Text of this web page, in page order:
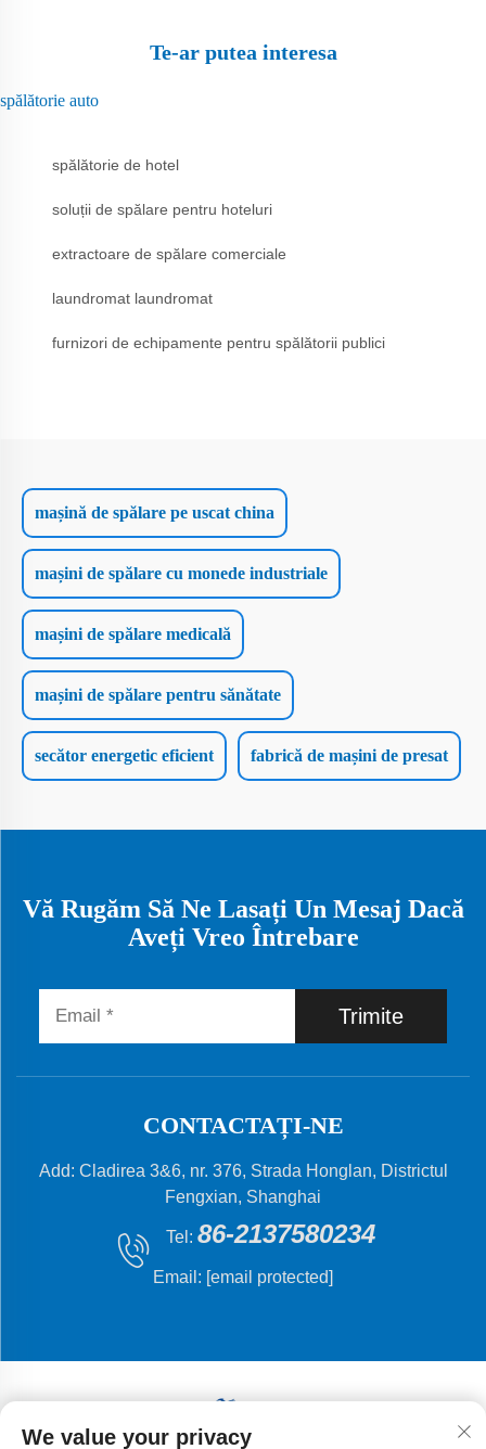
Te-ar putea interesa
spălătorie auto
spălătorie de hotel
soluții de spălare pentru hoteluri
extractoare de spălare comerciale
laundromat laundromat
furnizori de echipamente pentru spălătorii publici
mașină de spălare pe uscat china
mașini de spălare cu monede industriale
mașini de spălare medicală
mașini de spălare pentru sănătate
secător energetic eficient fabrică de mașini de presat
Vă Rugăm Să Ne Lasați Un Mesaj Dacă
Aveți Vreo Întrebare
Trimite
CONTACTAȚI-NE
Add: Cladirea 3&6, nr. 376, Strada Honglan, Districtul
Fengxian, Shanghai
Tel: 86-2137580234
Email: [email protected]
We value your privacy